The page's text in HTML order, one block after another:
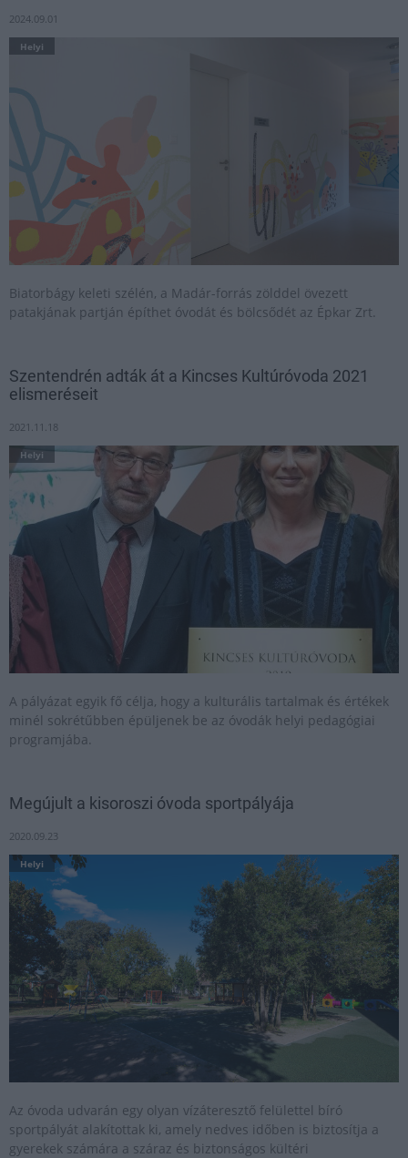
2024.09.01
Helyi
Biatorbágy keleti szélén, a Madár-forrás zölddel övezett
patakjának partján építhet óvodát és bölcsődét az Épkar Zrt.
Szentendrén adták át a Kincses Kultúróvoda 2021
elismeréseit
2021.11.18
Helyi
A pályázat egyik fő célja, hogy a kulturális tartalmak és értékek
minél sokrétűbben épüljenek be az óvodák helyi pedagógiai
programjába.
Megújult a kisoroszi óvoda sportpályája
2020.09.23
Helyi
Az óvoda udvarán egy olyan vízáteresztő felülettel bíró
sportpályát alakítottak ki, amely nedves időben is biztosítja a
gyerekek számára a száraz és biztonságos kültéri